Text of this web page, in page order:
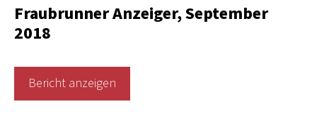
Fraubrunner Anzeiger, September
2018
Bericht anzeigen